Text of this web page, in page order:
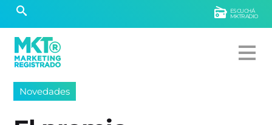
ESCUCHÁ
MKTRADIO
Novedades